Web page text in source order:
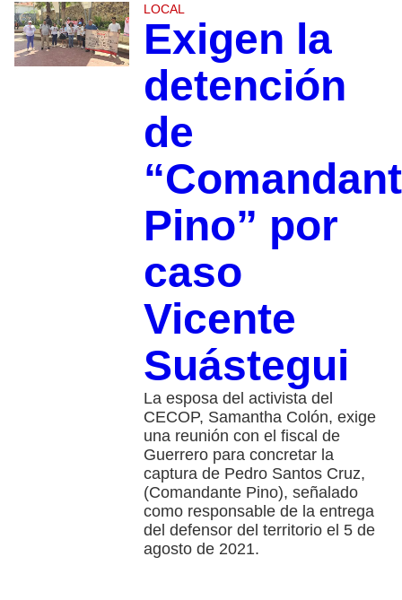
LOCAL
Exigen la
detención
de
Pino” por
caso
Vicente
Suástegui
La esposa del activista del
CECOP, Samantha Colón, exige
una reunión con el fiscal de
Guerrero para concretar la
captura de Pedro Santos Cruz,
(Comandante Pino), señalado
como responsable de la entrega
del defensor del territorio el 5 de
agosto de 2021.